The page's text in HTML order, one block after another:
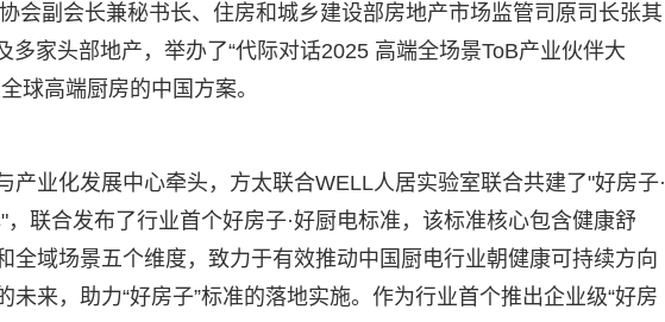
会副会长兼秘书长、住房和城乡建设部房地产市场监管司原司长张其
家头部地产，举办了“代际对话2025 高端全场景ToB产业伙伴大
球高端厨房的中国方案。
产业化发展中心牵头，方太联合WELL人居实验室联合共建了"好房子·
联合发布了行业首个好房子·好厨电标准，该标准核心包含健康舒
全域场景五个维度，致力于有效推动中国厨电行业朝健康可持续方向
来，助力“好房子”标准的落地实施。作为行业首个推出企业级“好房